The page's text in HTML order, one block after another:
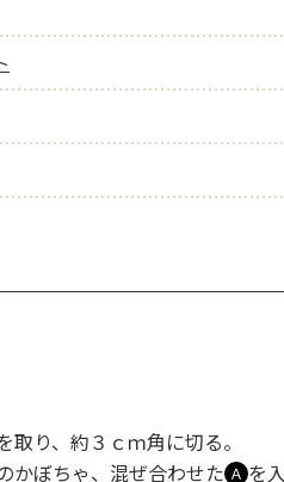
り、約３ｃｍ角に切る。
かぼちゃ、混ぜ合わせた Ａ を